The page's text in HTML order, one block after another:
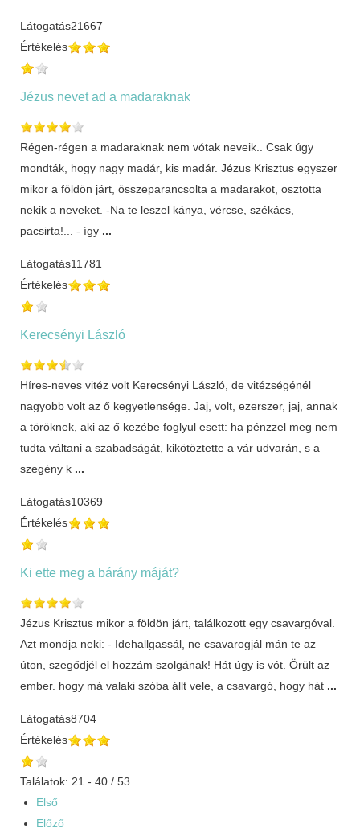
Látogatás21667
Értékelés
Jézus nevet ad a madaraknak
Régen-régen a madaraknak nem vótak neveik.. Csak úgy
mondták, hogy nagy madár, kis madár. Jézus Krisztus egyszer
mikor a földön járt, összeparancsolta a madarakot, osztotta
nekik a neveket. -Na te leszel kánya, vércse, székács,
pacsirta!... - így ...
Látogatás11781
Értékelés
Kerecsényi László
Híres-neves vitéz volt Kerecsényi László, de vitézségénél
nagyobb volt az ő kegyetlensége. Jaj, volt, ezerszer, jaj, annak
a töröknek, aki az ő kezébe foglyul esett: ha pénzzel meg nem
tudta váltani a szabadságát, kikötöztette a vár udvarán, s a
szegény k ...
Látogatás10369
Értékelés
Ki ette meg a bárány máját?
Jézus Krisztus mikor a földön járt, találkozott egy csavargóval.
Azt mondja neki: - Idehallgassál, ne csavarogjál mán te az
úton, szegődjél el hozzám szolgának! Hát úgy is vót. Örült az
ember. hogy má valaki szóba állt vele, a csavargó, hogy hát ...
Látogatás8704
Értékelés
Találatok: 21 - 40 / 53
Első
Előző